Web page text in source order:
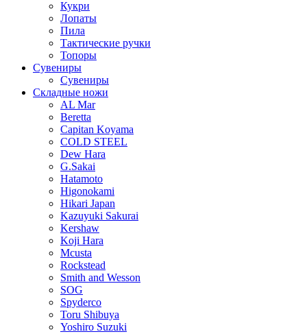
Кукри
Лопаты
Пила
Тактические ручки
Топоры
Сувениры
Сувениры
Складные ножи
AL Mar
Beretta
Capitan Koyama
COLD STEEL
Dew Hara
G.Sakai
Hatamoto
Higonokami
Hikari Japan
Kazuyuki Sakurai
Kershaw
Koji Hara
Mcusta
Rockstead
Smith and Wesson
SOG
Spyderco
Toru Shibuya
Yoshiro Suzuki